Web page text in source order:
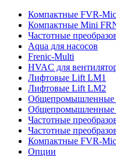
Компактные FVR-
Компактные Mini
Частотные
Aqua для насосов
Frenic-Multi
HVAC для
Лифтовые Lift LM1
Лифтовые Lift LM2
Общепромышленные
Общепромышленные
Частотные
Частотные
Компактные FVR-
Опции